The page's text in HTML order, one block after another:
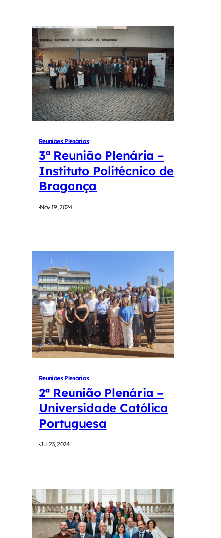
Reuniões Plenárias
3ª Reunião Plenária –
Instituto Politécnico de
Bragança
·Nov 19, 2024
Reuniões Plenárias
2ª Reunião Plenária –
Universidade Católica
Portuguesa
·Jul 23, 2024